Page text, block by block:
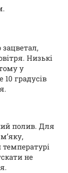
Низькі
у
10 градусів
полив. Для
температурі
не